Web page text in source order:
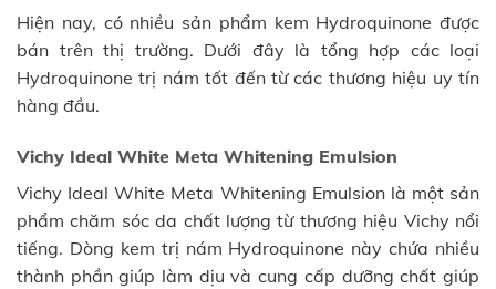
Hiện nay, có nhiều sản phẩm kem Hydroquinone được
bán trên thị trường. Dưới đây là tổng hợp các loại
Hydroquinone trị nám tốt đến từ các thương hiệu uy tín
hàng đầu.
Vichy Ideal White Meta Whitening Emulsion
Vichy Ideal White Meta Whitening Emulsion là một sản
phẩm chăm sóc da chất lượng từ thương hiệu Vichy nổi
tiếng. Dòng kem trị nám Hydroquinone này chứa nhiều
thành phần giúp làm dịu và cung cấp dưỡng chất giúp